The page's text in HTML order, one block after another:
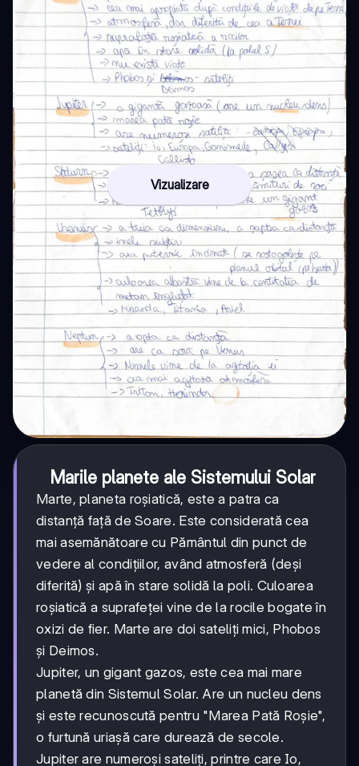
Vizualizare
Marile planete ale Sistemului Solar
Marte, planeta roșiatică, este a patra ca
distanță față de Soare. Este considerată cea
mai asemănătoare cu Pământul din punct de
vedere al condițiilor, având atmosferă (deși
diferită) și apă în stare solidă la poli. Culoarea
roșiatică a suprafeței vine de la rocile bogate în
oxizi de fier. Marte are doi sateliți mici, Phobos
și Deimos.
Jupiter, un gigant gazos, este cea mai mare
planetă din Sistemul Solar. Are un nucleu dens
și este recunoscută pentru "Marea Pată Roșie",
o furtună uriașă care durează de secole.
Jupiter are numeroși sateliți, printre care Io,